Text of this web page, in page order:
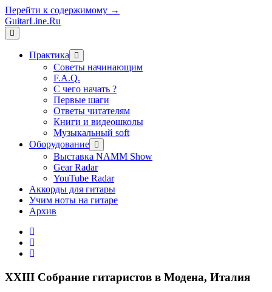
Перейти к содержимому →
GuitarLine.Ru
открыть
меню
Практика
открыть
меню
Советы начинающим
F.A.Q.
С чего начать ?
Первые шаги
Ответы читателям
Книги и видеошколы
Музыкальный soft
Оборудование открыть
меню
Выставка NAMM Show
Gear Radar
YouTube Radar
Аккорды для гитары
Учим ноты на гитаре
Архив
XXIII Собрание гитаристов в Модена, Италия